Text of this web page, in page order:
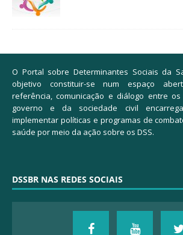
O Portal sobre Determinantes Sociais da
objetivo constituir-se num espaço
referência, comunicação e diálogo entre
governo e da sociedade civil
implementar políticas e programas de
saúde por meio da ação sobre os DSS.
DSSBR NAS REDES SOCIAIS